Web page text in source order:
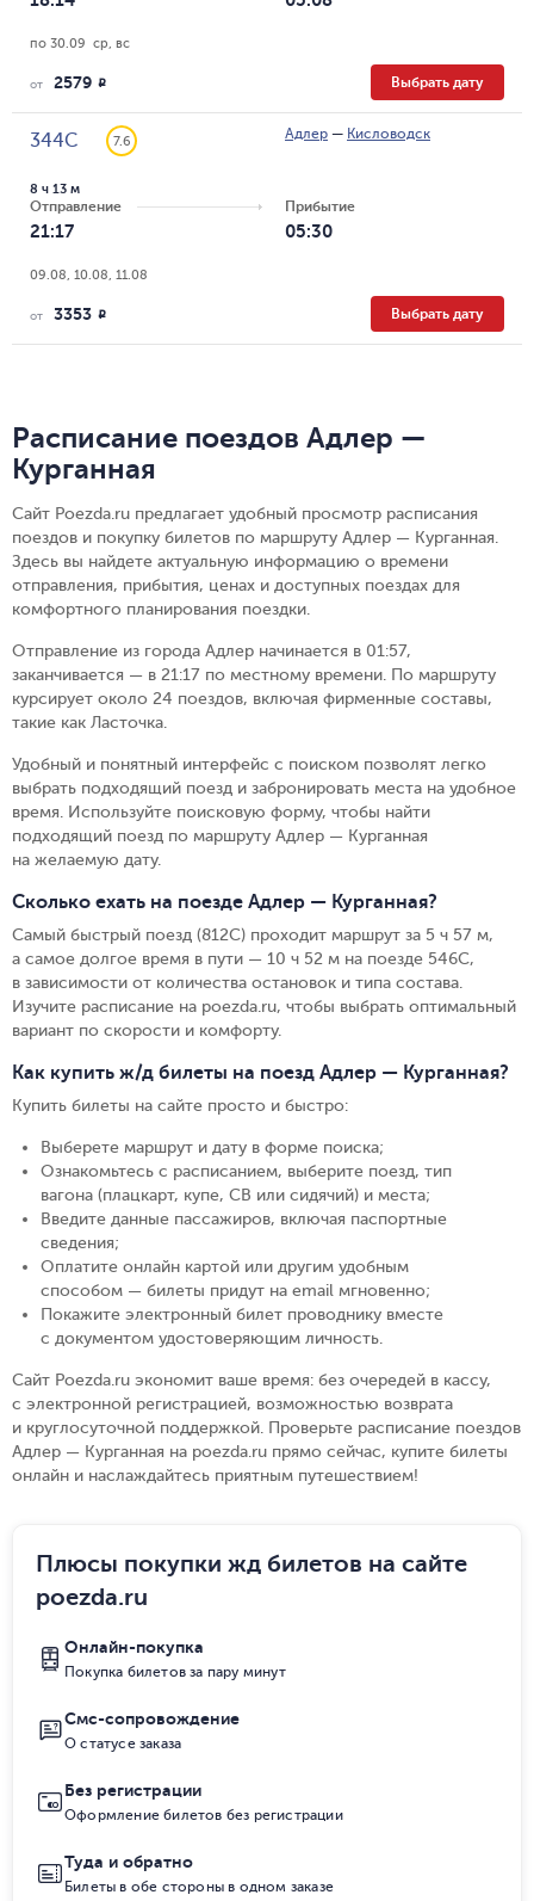
по 30.09  ср, вс
от 2579 R Выбрать дату
344С 7.6 Адлер — Кисловодск
Отправление
21:17
8 ч 13 м
Прибытие
05:30
09.08, 10.08, 11.08
от 3353 R Выбрать дату
Расписание поездов Адлер —
Курганная
Сайт Poezda.ru предлагает удобный просмотр расписания
поездов и покупку билетов по маршруту Адлер — Курганная.
Здесь вы найдете актуальную информацию о времени
отправления, прибытия, ценах и доступных поездах для
комфортного планирования поездки.
Отправление из города Адлер начинается в 01:57,
заканчивается — в 21:17 по местному времени. По маршруту
курсирует около 24 поездов, включая фирменные составы,
такие как Ласточка.
Удобный и понятный интерфейс с поиском позволят легко
выбрать подходящий поезд и забронировать места на удобное
время. Используйте поисковую форму, чтобы найти
подходящий поезд по маршруту Адлер — Курганная
на желаемую дату.
Сколько ехать на поезде Адлер — Курганная?
Самый быстрый поезд (812С) проходит маршрут за 5 ч 57 м,
а самое долгое время в пути — 10 ч 52 м на поезде 546С,
в зависимости от количества остановок и типа состава.
Изучите расписание на poezda.ru, чтобы выбрать оптимальный
вариант по скорости и комфорту.
Как купить ж/д билеты на поезд Адлер — Курганная?
Купить билеты на сайте просто и быстро:
Выберете маршрут и дату в форме поиска;
Ознакомьтесь с расписанием, выберите поезд, тип
вагона (плацкарт, купе, СВ или сидячий) и места;
Введите данные пассажиров, включая паспортные
сведения;
Оплатите онлайн картой или другим удобным
способом — билеты придут на email мгновенно;
Покажите электронный билет проводнику вместе
с документом удостоверяющим личность.
Сайт Poezda.ru экономит ваше время: без очередей в кассу,
с электронной регистрацией, возможностью возврата
и круглосуточной поддержкой. Проверьте расписание поездов
Адлер — Курганная на poezda.ru прямо сейчас, купите билеты
онлайн и наслаждайтесь приятным путешествием!
Плюсы покупки жд билетов на сайте
poezda.ru
Онлайн-покупка
Покупка билетов за пару минут
Смс-сопровождение
О статусе заказа
Без регистрации
Оформление билетов без регистрации
Туда и обратно
Билеты в обе стороны в одном заказе